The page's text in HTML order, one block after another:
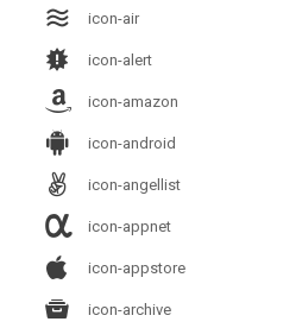
icon-air
icon-alert
icon-amazon
icon-android
icon-angellist
icon-appnet
icon-appstore
icon-archive